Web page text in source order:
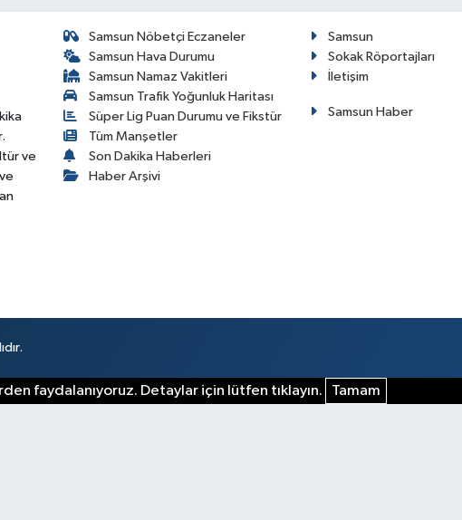
ve
Samsun Nöbetçi Eczaneler
Samsun Hava Durumu
Samsun Namaz Vakitleri
Samsun Trafik Yoğunluk Haritası
Süper Lig Puan Durumu ve Fikstür
Tüm Manşetler
Son Dakika Haberleri
Haber Arşivi
Samsun
Sokak Röportajları
İletişim
Samsun Haber
faydalanıyoruz. Detaylar için lütfen tıklayın. Tamam